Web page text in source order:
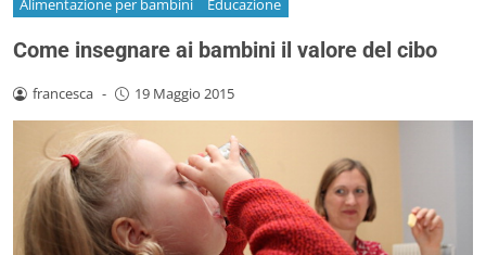
Alimentazione per bambini Educazione
Come insegnare ai bambini il valore del cibo
francesca - 19 Maggio 2015